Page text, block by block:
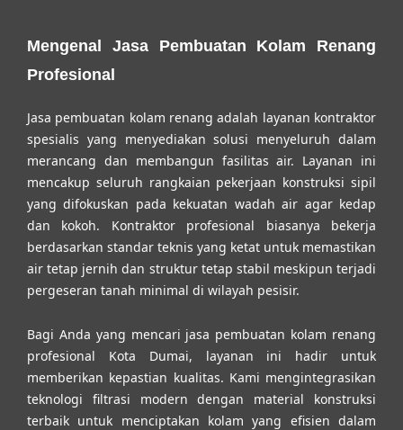
Mengenal Jasa Pembuatan Kolam Renang
Profesional
Jasa pembuatan kolam renang adalah layanan kontraktor
spesialis yang menyediakan solusi menyeluruh dalam
merancang dan membangun fasilitas air. Layanan ini
mencakup seluruh rangkaian pekerjaan konstruksi sipil
yang difokuskan pada kekuatan wadah air agar kedap
dan kokoh. Kontraktor profesional biasanya bekerja
berdasarkan standar teknis yang ketat untuk memastikan
air tetap jernih dan struktur tetap stabil meskipun terjadi
pergeseran tanah minimal di wilayah pesisir.
Bagi Anda yang mencari jasa pembuatan kolam renang
profesional Kota Dumai, layanan ini hadir untuk
memberikan kepastian kualitas. Kami mengintegrasikan
teknologi filtrasi modern dengan material konstruksi
terbaik untuk menciptakan kolam yang efisien dalam